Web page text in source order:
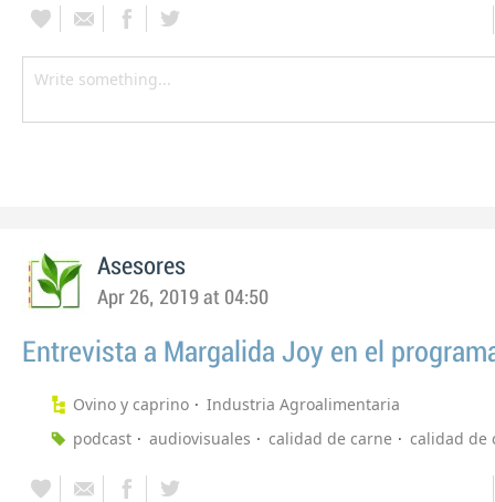
Asesores
Apr 26, 2019 at 04:50
Entrevista a Margalida Joy en el
Ovino y caprino
Industria Agroalimentaria
podcast
audiovisuales calidad de carne calidad de